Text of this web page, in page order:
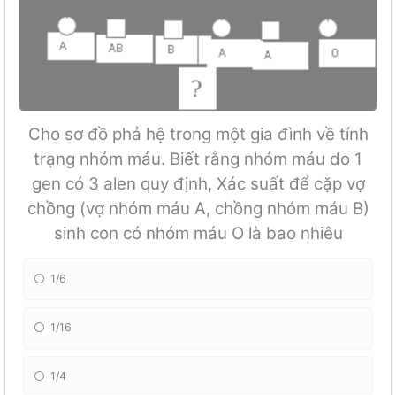
Cho sơ đồ phả hệ trong một gia đình về tính
trạng nhóm máu. Biết rằng nhóm máu do 1
gen có 3 alen quy định, Xác suất để cặp vợ
chồng (vợ nhóm máu A, chồng nhóm máu B)
sinh con có nhóm máu O là bao nhiêu
1/6
1/16
1/4